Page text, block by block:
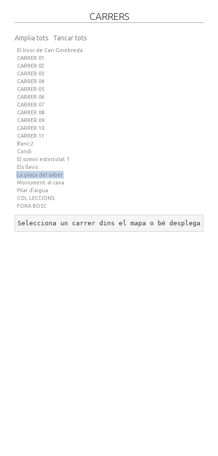
CARRERS
Amplia tots Tancar tots
El bosc de Can Ginebreda
CARRER 01
CARRER 02
CARRER 03
CARRER 04
CARRER 05
CARRER 06
CARRER 07
CARRER 08
CARRER 09
CARRER 10
CARRER 11
Banc-2
Candi
El somni estintolat 1
Els llavis
La plaça del saber
Monument al cava
Pilar d’aigua
COL·LECCIONS
FORA BOSC
Selecciona un carrer dins el mapa o bé desplega